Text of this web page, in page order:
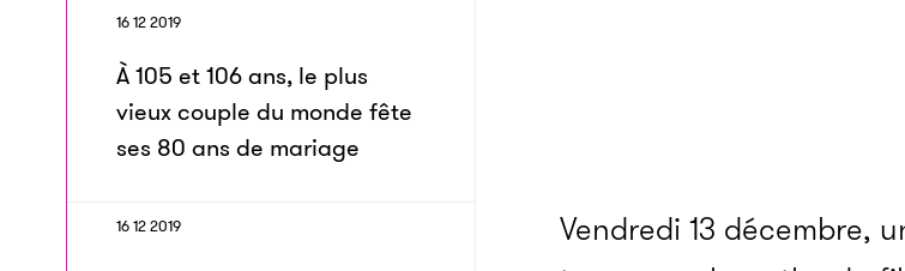
16 12 2019
À 105 et 106 ans, le plus
vieux couple du monde fête
ses 80 ans de mariage
16 12 2019 Vendredi 13 décembre,